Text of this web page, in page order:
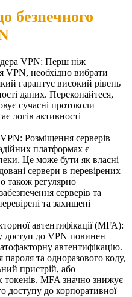
безпечного
VPN: Перш ніж
VPN, необхідно вибрати
гарантує високий рівень
даних. Переконайтеся,
сучасні протоколи
логів активності
Розміщення серверів
платформах є
Це може бути як власні
сервери в перевірених
також регулярно
серверів та
та захищені
автентифікації (MFA):
доступ до VPN повинен
автентифікацію.
та одноразового коду,
пристрій, або
токенів. MFA значно знижує
доступу до корпоративної